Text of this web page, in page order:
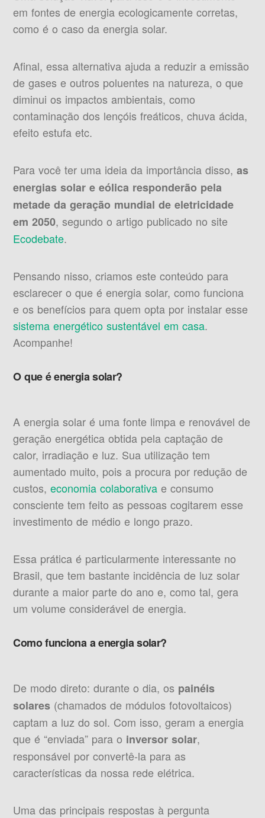
em fontes de energia ecologicamente corretas,
como é o caso da energia solar.
Afinal, essa alternativa ajuda a reduzir a emissão
de gases e outros poluentes na natureza, o que
diminui os impactos ambientais, como
contaminação dos lençóis freáticos, chuva ácida,
efeito estufa etc.
Para você ter uma ideia da importância disso,as
energias solar e eólica responderão pela
metade da geração mundial de eletricidade
em 2050, segundo o artigo publicado no site
Ecodebate.
Pensando nisso, criamos este conteúdo para
esclarecer o que é energia solar, como funciona
e os benefícios para quem opta por instalar esse
sistema energético sustentável em casa.
Acompanhe!
O que é energia solar?
A energia solar é uma fonte limpa e renovável de
geração energética obtida pela captação de
calor, irradiação e luz. Sua utilização tem
aumentado muito, pois a procura por redução de
custos,economia colaborativa e consumo
consciente tem feito as pessoas cogitarem esse
investimento de médio e longo prazo.
Essa prática é particularmente interessante no
Brasil, que tem bastante incidência de luz solar
durante a maior parte do ano e, como tal, gera
um volume considerável de energia.
Como funciona a energia solar?
De modo direto: durante o dia, os painéis
solares (chamados de módulos fotovoltaicos)
captam a luz do sol. Com isso, geram a energia
que é “enviada” para o inversor solar,
responsável por convertê-la para as
características da nossa rede elétrica.
Uma das principais respostas à pergunta